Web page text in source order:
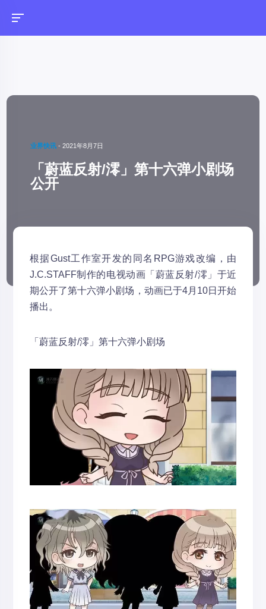
业界快讯 -2021年8月7日
「蔚蓝反射/澪」第十六弹小剧场
公开
根据Gust工作室开发的同名RPG游戏改编，由
J.C.STAFF制作的电视动画「蔚蓝反射/澪」于近
期公开了第十六弹小剧场，动画已于4月10日开始
播出。
「蔚蓝反射/澪」第十六弹小剧场